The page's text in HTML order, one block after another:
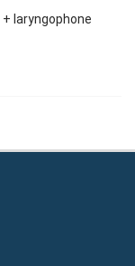
laryngophone